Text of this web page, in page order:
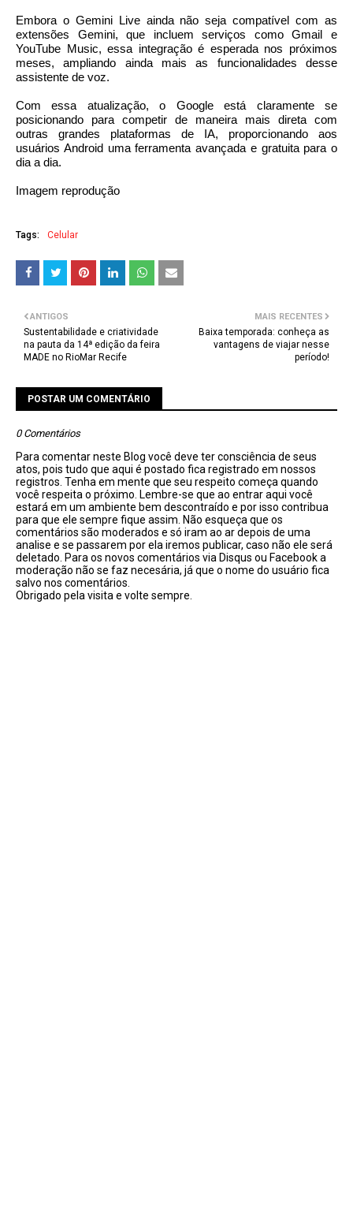
Embora o Gemini Live ainda não seja compatível com as
extensões Gemini, que incluem serviços como Gmail e
YouTube Music, essa integração é esperada nos próximos
meses, ampliando ainda mais as funcionalidades desse
assistente de voz.
Com essa atualização, o Google está claramente se
posicionando para competir de maneira mais direta com
outras grandes plataformas de IA, proporcionando aos
usuários Android uma ferramenta avançada e gratuita para o
dia a dia.
Imagem reprodução
Tags: Celular
MAIS RECENTES
Baixa temporada: conheça as
vantagens de viajar nesse
período!
ANTIGOS
Sustentabilidade e criatividade
na pauta da 14ª edição da feira
MADE no RioMar Recife
POSTAR UM COMENTÁRIO
0 Comentários
Para comentar neste Blog você deve ter consciência de seus
atos, pois tudo que aqui é postado fica registrado em nossos
registros. Tenha em mente que seu respeito começa quando
você respeita o próximo. Lembre-se que ao entrar aqui você
estará em um ambiente bem descontraído e por isso contribua
para que ele sempre fique assim. Não esqueça que os
comentários são moderados e só iram ao ar depois de uma
analise e se passarem por ela iremos publicar, caso não ele será
deletado. Para os novos comentários via Disqus ou Facebook a
moderação não se faz necesária, já que o nome do usuário fica
salvo nos comentários.
Obrigado pela visita e volte sempre.